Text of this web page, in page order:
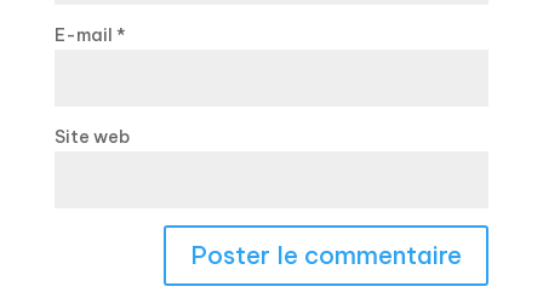
E-mail *
Site web